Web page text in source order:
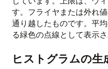
す。フライヤまたは外れ
通り越したものです。平
る緑色の点線として表示さ
ヒストグラムの生